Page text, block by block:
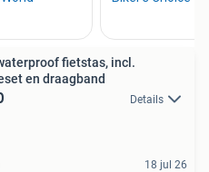
fietstas, incl.
en draagband
Details
18 jul 26